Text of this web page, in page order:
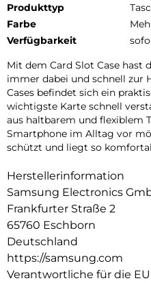
Produkttyp
Farbe
Verfügbarkeit
Mit dem Card Slot Case hast
immer dabei und schnell zur
Cases befindet sich ein
wichtigste Karte schnell
aus haltbarem und flexiblem
Smartphone im Alltag vor
schützt und liegt so
Herstellerinformation
Samsung Electronics
Frankfurter Straße 2
65760 Eschborn
Deutschland
https://samsung.com
Verantwortliche für die EU